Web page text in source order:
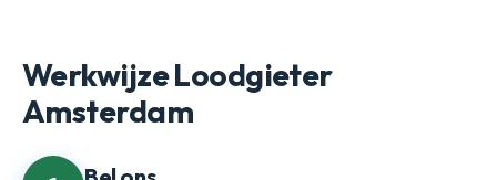
Werkwijze Loodgieter
Amsterdam